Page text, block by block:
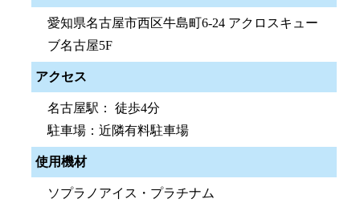
愛知県名古屋市西区牛島町6-24 アクロスキュー
ブ名古屋5F
アクセス
名古屋駅： 徒歩4分
駐車場：近隣有料駐車場
使用機材
ソプラノアイス・プラチナム